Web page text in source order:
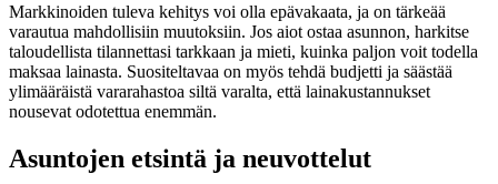
Markkinoiden tuleva kehitys voi olla epävakaata, ja on tärkeää
varautua mahdollisiin muutoksiin. Jos aiot ostaa asunnon, harkitse
taloudellista tilannettasi tarkkaan ja mieti, kuinka paljon voit todella
maksaa lainasta. Suositeltavaa on myös tehdä budjetti ja säästää
ylimääräistä vararahastoa siltä varalta, että lainakustannukset
nousevat odotettua enemmän.
Asuntojen etsintä ja neuvottelut